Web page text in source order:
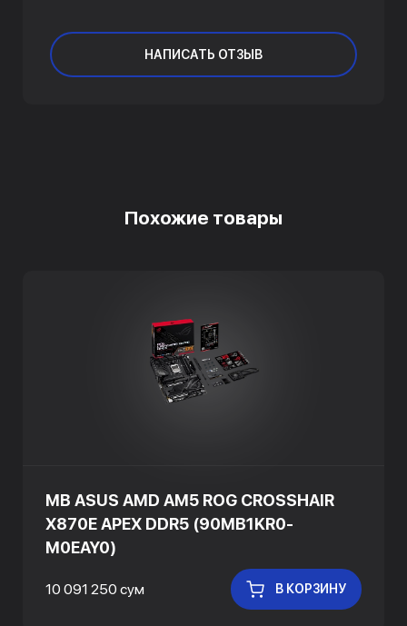
НАПИСАТЬ ОТЗЫВ
Похожие товары
MB ASUS AMD AM5 ROG CROSSHAIR
X870E APEX DDR5 (90MB1KR0-
M0EAY0)
10 091 250 сум В КОРЗИНУ